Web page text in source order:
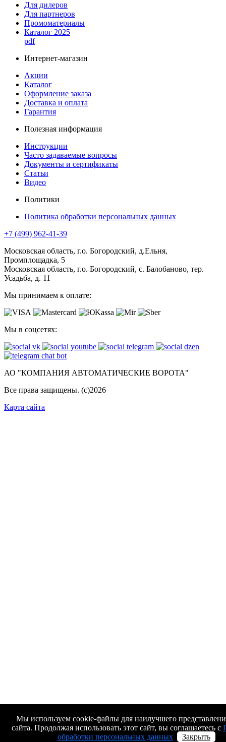
Для дилеров
Для партнеров
Промоматериалы
Каталог 2025
pdf
Интернет-магазин
Акции
Каталог
Оформление заказа
Доставка и оплата
Гарантия
Полезная информация
Инструкции
Часто задаваемые вопросы
Документы и сертификаты
Статьи
Видео
Политики
Политика обработки персональных данных
+7 (499) 962-41-39
Московская область, г.о. Богородский, д.Ельня,
Промплощадка, 5
Московская область, г.о. Богородский, с. Балобаново, тер.
Усадьба, д. 11
Мы принимаем к оплате:
Мы в соцсетях:
АО "КОМПАНИЯ АВТОМАТИЧЕСКИЕ ВОРОТА"
Все права защищены. (с)2026
Карта сайта
Мы используем cookie-файлы для наилучшего
сайта. Продолжая использовать этот сайт, вы соглашаетесь с
обработки персональных данных
Закрыть